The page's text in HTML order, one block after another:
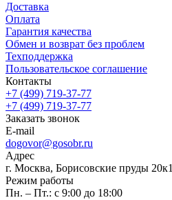
Доставка
Оплата
Гарантия качества
Обмен и возврат без проблем
Техподдержка
Пользовательское соглашение
Контакты
+7 (499) 719-37-77
+7 (499) 719-37-77
Заказать звонок
E-mail
dogovor@gosobr.ru
Адрес
г. Москва, Борисовские пруды 20к1
Режим работы
Пн. – Пт.: с 9:00 до 18:00